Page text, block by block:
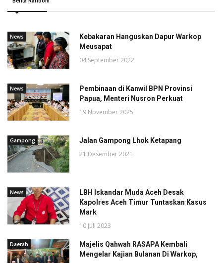
News
Kebakaran Hanguskan Dapur Warkop
Meusapat
04 September 2022
News
Pembinaan di Kanwil BPN Provinsi
Papua, Menteri Nusron Perkuat
19 November 2025
Gampong Jalan Gampong Lhok Ketapang
21 Desember 2021
News
LBH Iskandar Muda Aceh Desak
Kapolres Aceh Timur Tuntaskan Kasus
Mark
10 Juli 2023
Daerah
Majelis Qahwah RASAPA Kembali
Mengelar Kajian Bulanan Di Warkop,